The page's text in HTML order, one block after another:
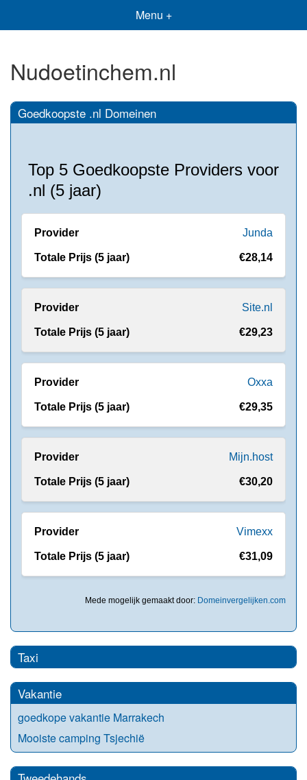
Menu +
Nudoetinchem.nl
Goedkoopste .nl Domeinen
Top 5 Goedkoopste Providers voor
.nl (5 jaar)
Junda
€28,14
Site.nl
€29,23
Oxxa
€29,35
Mijn.host
€30,20
Vimexx
€31,09
Mede mogelijk gemaakt door: Domeinvergelijken.com
Taxi
Vakantie
goedkope vakantie Marrakech
Mooiste camping Tsjechië